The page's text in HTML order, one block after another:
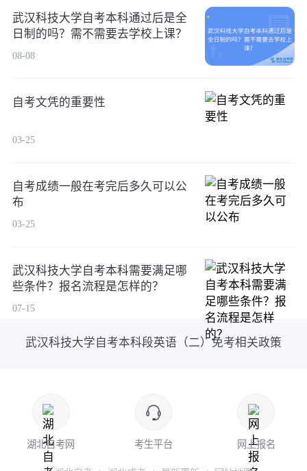
武汉科技大学自考本科通过后是全
日制的吗？需不需要去学校上课？
08-08
自考文凭的重要性
03-25
自考成绩一般在考完后多久可以公
布
03-25
武汉科技大学自考本科需要满足哪
些条件？报名流程是怎样的？
07-15
武汉科技大学自考本科段英语（二）免考相关政策
湖北自考网 考生平台 网上报名